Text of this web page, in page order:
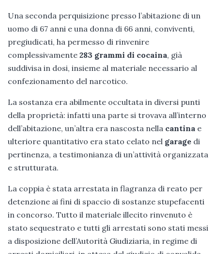
Una seconda perquisizione presso l’abitazione di un
uomo di 67 anni e una donna di 66 anni, conviventi,
pregiudicati, ha permesso di rinvenire
complessivamente 283 grammi di cocaina, già
suddivisa in dosi, insieme al materiale necessario al
confezionamento del narcotico.
La sostanza era abilmente occultata in diversi punti
della proprietà: infatti una parte si trovava all’interno
dell’abitazione, un’altra era nascosta nella cantina e
ulteriore quantitativo era stato celato nel garage di
pertinenza, a testimonianza di un’attività organizzata
e strutturata.
La coppia è stata arrestata in flagranza di reato per
detenzione ai fini di spaccio di sostanze stupefacenti
in concorso. Tutto il materiale illecito rinvenuto è
stato sequestrato e tutti gli arrestati sono stati messi
a disposizione dell’Autorità Giudiziaria, in regime di